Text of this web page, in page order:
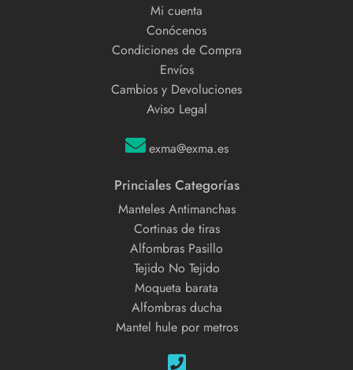
Mi cuenta
Conócenos
Condiciones de Compra
Envíos
Cambios y Devoluciones
Aviso Legal
exma@exma.es
Princiales Categorías
Manteles Antimanchas
Cortinas de tiras
Alfombras Pasillo
Tejido No Tejido
Moqueta barata
Alfombras ducha
Mantel hule por metros